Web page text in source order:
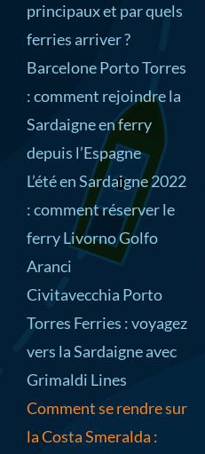
principaux et par quels
ferries arriver ?
Barcelone Porto Torres
: comment rejoindre la
Sardaigne en ferry
depuis l’Espagne
L’été en Sardaigne 2022
: comment réserver le
ferry Livorno Golfo
Aranci
Civitavecchia Porto
Torres Ferries : voyagez
vers la Sardaigne avec
Grimaldi Lines
Comment se rendre sur
la Costa Smeralda :